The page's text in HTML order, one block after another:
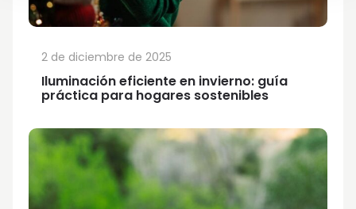
Iluminación eficiente en invierno: guía
práctica para hogares sostenibles
2 de diciembre de 2025